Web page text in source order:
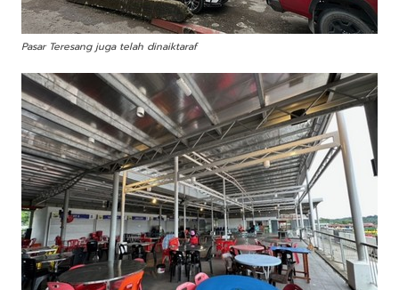
Pasar Teresang juga telah dinaiktaraf